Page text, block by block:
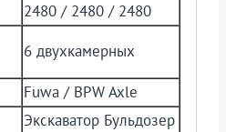
2480 / 2480 / 2480
6 двухкамерных
Fuwa / BPW Axle
Экскаватор Бульдозер